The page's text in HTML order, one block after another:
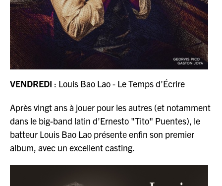
VENDREDI : Louis Bao Lao - Le Temps d'Écrire
Après vingt ans à jouer pour les autres (et notamment
dans le big-band latin d'Ernesto "Tito" Puentes), le
batteur Louis Bao Lao présente enfin son premier
album, avec un excellent casting.